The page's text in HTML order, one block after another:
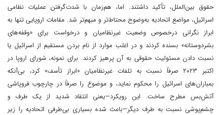
حقوق بین‌الملل، تأکید داشتند. اما، هم‌زمان با شدت‌گرفتن عملیات نظامی
اسرائیل، مواضع اتحادیه به‌وضوح محتاط‌تر و مبهم‌تر شد. مقامات اروپایی تنها به
ابراز نگرانی درخصوص وضعیت غیرنظامیان و درخواست برای «وقفه‌های
بشردوستانه» بسنده کردند و در اغلب موارد از نام بردن مستقیم از اسرائیل یا
نسبت دادن مسئولیت حقوقی به آن پرهیز کردند. برای نمونه، شورای اروپا در
اکتبر ۲۰۲۳ صرفاً نسبت به تلفات غیرنظامیان «ابراز تأسف» کرد، بی‌آنکه
بمباران‌های اسرائیل را محکوم نماید، و موضوع را صرفاً در چارچوب فروپاشی
آتش‌بس مطرح ساخت. این رویکرد—یعنی انتقاد شدید از یک طرف و
چشم‌پوشی نسبت به طرف دیگر—باعث شده بسیاری بی‌طرفی اتحادیه را زیر